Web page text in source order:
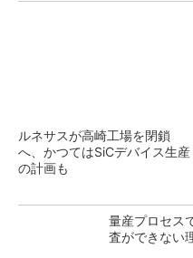
ルネサスが高崎工場を閉鎖
へ、かつてはSiCデバイス生産
の計画も
量産プロセス
査ができない